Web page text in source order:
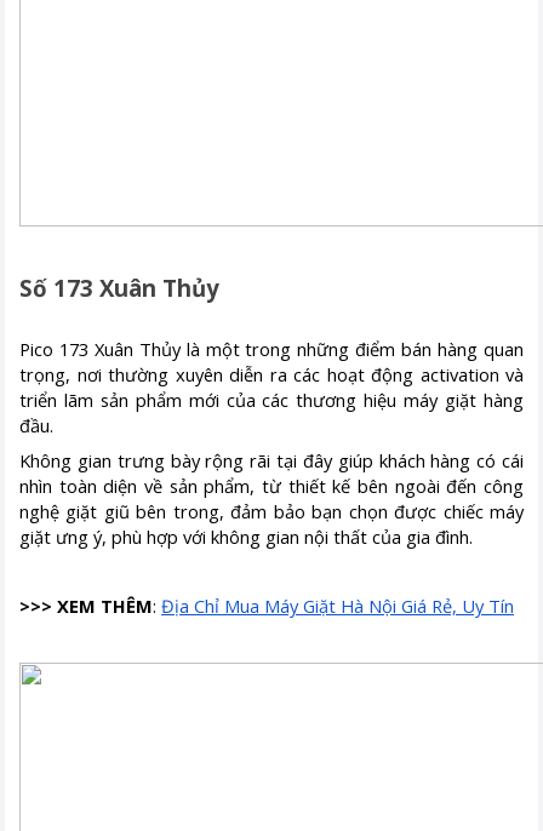
Số 173 Xuân Thủy
Pico 173 Xuân Thủy là một trong những điểm bán hàng quan
trọng, nơi thường xuyên diễn ra các hoạt động activation và
triển lãm sản phẩm mới của các thương hiệu máy giặt hàng
đầu.
Không gian trưng bày rộng rãi tại đây giúp khách hàng có cái
nhìn toàn diện về sản phẩm, từ thiết kế bên ngoài đến công
nghệ giặt giũ bên trong, đảm bảo bạn chọn được chiếc máy
giặt ưng ý, phù hợp với không gian nội thất của gia đình.
>>> XEM THÊM: Địa Chỉ Mua Máy Giặt Hà Nội Giá Rẻ, Uy Tín